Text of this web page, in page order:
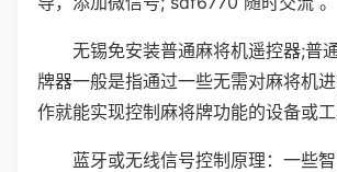
无锡免安装普通麻将机遥控器;普
牌器一般是指通过一些无需对麻将机
作就能实现控制麻将牌功能的设备或工
蓝牙或无线信号控制原理：一些